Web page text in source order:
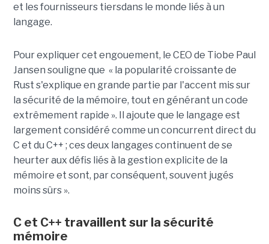
et les fournisseurs tiersdans le monde liés à un
langage.
Pour expliquer cet engouement, le CEO de Tiobe Paul
Jansen souligne que « la popularité croissante de
Rust s'explique en grande partie par l'accent mis sur
la sécurité de la mémoire, tout en générant un code
extrêmement rapide ». Il ajoute que le langage est
largement considéré comme un concurrent direct du
C et du C++ ; ces deux langages continuent de se
heurter aux défis liés à la gestion explicite de la
mémoire et sont, par conséquent, souvent jugés
moins sûrs ».
C et C++ travaillent sur la sécurité
mémoire